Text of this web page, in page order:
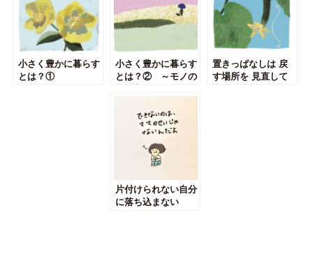
小さく豊かに暮らす
とは？①
小さく豊かに暮らす
とは？② ～モノの
置きっぱなしは 戻
す場所を 見直して
片付けられない自分
に落ち込まない